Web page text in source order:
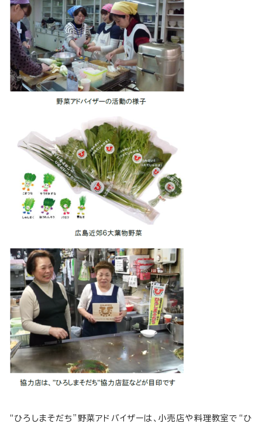
“ひろしまそだち”野菜アドバイザーは、小売店や料理教室で“ひ